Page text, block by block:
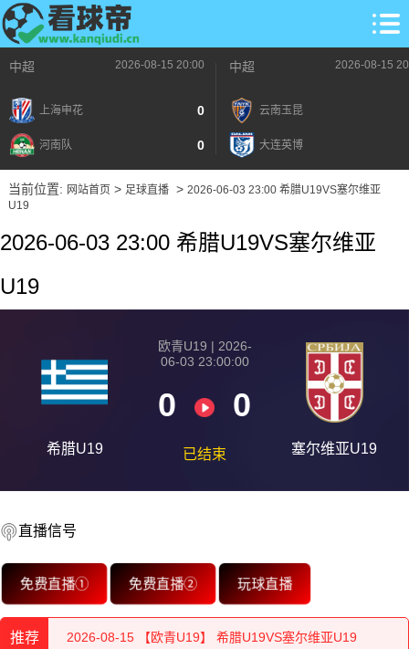
中超 2026-08-15 20:00
上海申花 0
河南队 0
中超 2026-08-15
云南玉昆
大连英博
当前位置: 网站首页> 足球直播> 2026-06-03 23:00 希腊U19VS塞尔维亚
U19
2026-06-03 23:00 希腊U19VS塞尔维亚
U19
希腊U19
欧青U19 | 2026-
06-03 23:00:00
0 0
已结束 塞尔维亚U19
直播信号
免费直播① 免费直播② 玩球直播
推荐
2026-08-15 【欧青U19】 希腊U19VS塞尔维亚U19
2026-08-15 【欧青U19】 希腊U19VS塞尔维亚U19